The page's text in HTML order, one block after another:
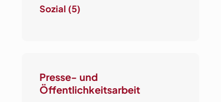
I
n
a
t
Sozial (5)
Presse- und
Öffentlichkeitsarbeit